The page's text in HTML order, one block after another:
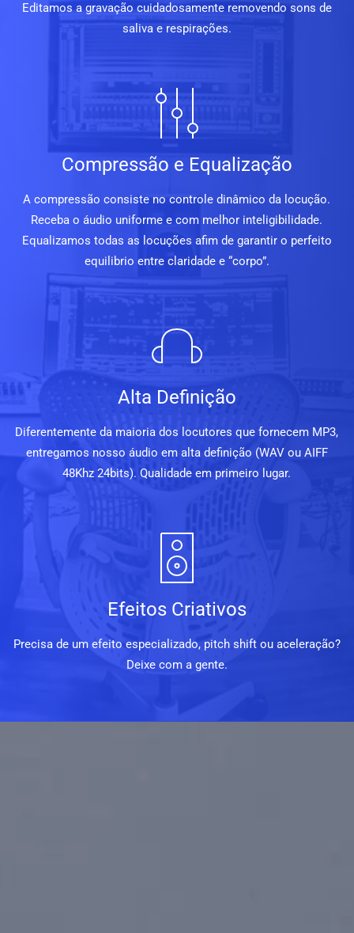
Editamos a gravação cuidadosamente removendo sons de
saliva e respirações.
Compressão e Equalização
A compressão consiste no controle dinâmico da locução.
Receba o áudio uniforme e com melhor inteligibilidade.
Equalizamos todas as locuções afim de garantir o perfeito
equilibrio entre claridade e “corpo”.
Alta Definição
Diferentemente da maioria dos locutores que fornecem MP3,
entregamos nosso áudio em alta definição (WAV ou AIFF
48Khz 24bits). Qualidade em primeiro lugar.
Efeitos Criativos
Precisa de um efeito especializado, pitch shift ou aceleração?
Deixe com a gente.